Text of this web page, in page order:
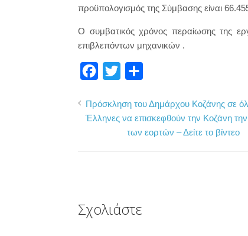
προϋπολογισμός της Σύμβασης είναι
Ο συμβατικός χρόνος περαίωσης της
επιβλεπόντων μηχανικών .
c
e
i
t
ι
ρ
Πρόσκληση του Δημάρχου Κοζάνης σε
Έλληνες να επισκεφθούν την Κοζάνη
των εορτών – Δείτε το βίντεο
Σχολιάστε